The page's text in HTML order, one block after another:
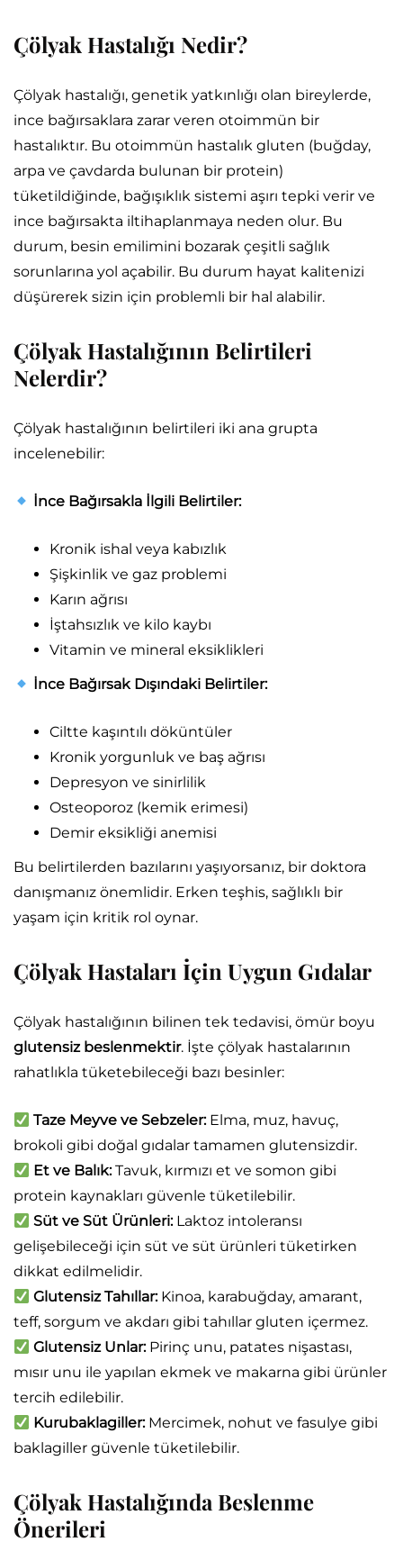
Çölyak Hastalığı Nedir?
Çölyak hastalığı, genetik yatkınlığı olan bireylerde,
ince bağırsaklara zarar veren otoimmün bir
hastalıktır. Bu otoimmün hastalık gluten (buğday,
arpa ve çavdarda bulunan bir protein)
tüketildiğinde, bağışıklık sistemi aşırı tepki verir ve
ince bağırsakta iltihaplanmaya neden olur. Bu
durum, besin emilimini bozarak çeşitli sağlık
sorunlarına yol açabilir. Bu durum hayat kalitenizi
düşürerek sizin için problemli bir hal alabilir.
Çölyak Hastalığının Belirtileri
Nelerdir?
Çölyak hastalığının belirtileri iki ana grupta
incelenebilir:
İnce Bağırsakla İlgili Belirtiler:
Kronik ishal veya kabızlık
Şişkinlik ve gaz problemi
Karın ağrısı
İştahsızlık ve kilo kaybı
Vitamin ve mineral eksiklikleri
İnce Bağırsak Dışındaki Belirtiler:
Ciltte kaşıntılı döküntüler
Kronik yorgunluk ve baş ağrısı
Depresyon ve sinirlilik
Osteoporoz (kemik erimesi)
Demir eksikliği anemisi
Bu belirtilerden bazılarını yaşıyorsanız, bir doktora
danışmanız önemlidir. Erken teşhis, sağlıklı bir
yaşam için kritik rol oynar.
Çölyak Hastaları İçin Uygun Gıdalar
Çölyak hastalığının bilinen tek tedavisi, ömür boyu
glutensiz beslenmektir. İşte çölyak hastalarının
rahatlıkla tüketebileceği bazı besinler:
Taze Meyve ve Sebzeler:Elma, muz, havuç,
brokoli gibi doğal gıdalar tamamen glutensizdir.
Et ve Balık:Tavuk, kırmızı et ve somon gibi
protein kaynakları güvenle tüketilebilir.
Süt ve Süt Ürünleri:Laktoz intoleransı
gelişebileceği için süt ve süt ürünleri tüketirken
dikkat edilmelidir.
Glutensiz Tahıllar:Kinoa, karabuğday, amarant,
teff, sorgum ve akdarı gibi tahıllar gluten içermez.
Glutensiz Unlar:Pirinç unu, patates nişastası,
mısır unu ile yapılan ekmek ve makarna gibi ürünler
tercih edilebilir.
Kurubaklagiller:Mercimek, nohut ve fasulye gibi
baklagiller güvenle tüketilebilir.
Çölyak Hastalığında Beslenme
Önerileri